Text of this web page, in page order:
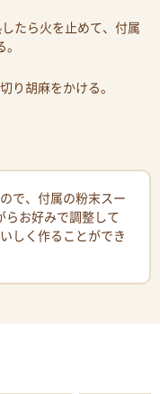
たら火を止めて、付属
り胡麻をかける。
で、付属の粉末スー
らお好みで調整して
しく作ることができ